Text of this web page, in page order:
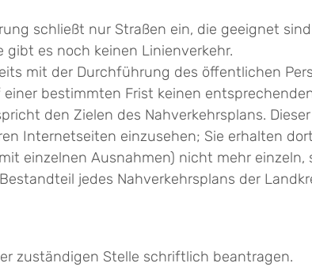
schließt nur Straßen ein, die geeignet
es noch keinen Linienverkehr.
mit der Durchführung des öffentlichen
bestimmten Frist keinen
den Zielen des Nahverkehrsplans.
Internetseiten einzusehen; Sie erhalten
einzelnen Ausnahmen) nicht mehr
jedes Nahverkehrsplans der
zuständigen Stelle schriftlich beantragen.